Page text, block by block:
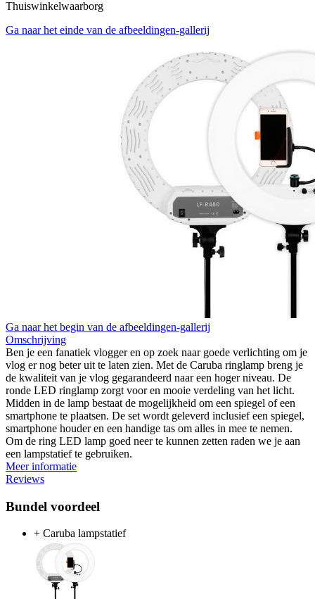
Thuiswinkelwaarborg
Ga naar het einde van de afbeeldingen-gallerij
Ga naar het begin van de afbeeldingen-gallerij
Omschrijving
Ben je een fanatiek vlogger en op zoek naar goede verlichting om je
vlog er nog beter uit te laten zien. Met de Caruba ringlamp breng je
de kwaliteit van je vlog gegarandeerd naar een hoger niveau. De
ronde LED ringlamp zorgt voor en mooie verdeling van het licht.
Midden in de lamp bestaat de mogelijkheid om een spiegel of een
smartphone te plaatsen. De set wordt geleverd inclusief een spiegel,
smartphone houder en een handige tas om alles in mee te nemen.
Om de ring LED lamp goed neer te kunnen zetten raden we je aan
een lampstatief te gebruiken.
Meer informatie
Reviews
Bundel voordeel
+ Caruba lampstatief